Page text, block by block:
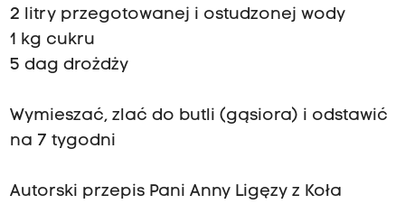
2 litry przegotowanej i ostudzonej wody
1 kg cukru
5 dag drożdży
Wymieszać, zlać do butli (gąsiora) i odstawić
na 7 tygodni
Autorski przepis Pani Anny Ligęzy z Koła